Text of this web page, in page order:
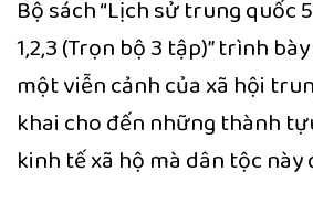
Bộ sách “Lịch sử trung quốc
1,2,3 (Trọn bộ 3 tập)” trình
một viễn cảnh của xã hội
khai cho đến những thành
kinh tế xã hộ mà dân tộc này